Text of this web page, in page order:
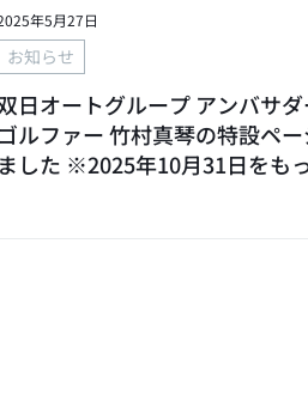
日オートグループ アンバサダ
ルファー 竹村真琴の特設ペー
した ※2025年10月31日をもっ
お知らせ
年5月27日